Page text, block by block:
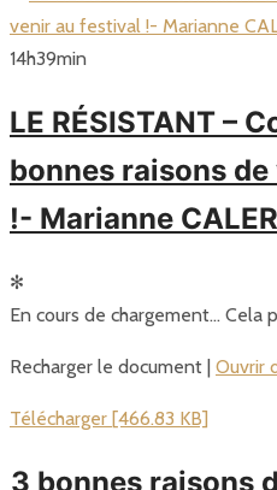
14h39min
LE RÉSISTANT –
bonnes raisons
!- Marianne
✻
En cours de chargement… Cela
Recharger le document | Ouvrir
Télécharger [466.83 KB]
3 bonnes raisons